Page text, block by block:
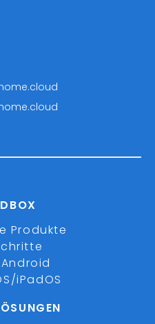
Produkte
iPadOS